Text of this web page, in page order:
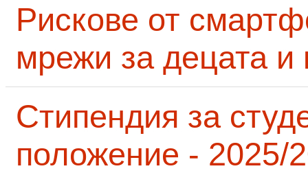
Рискове от
мрежи за децата и
Стипендия за
положение - 2025/